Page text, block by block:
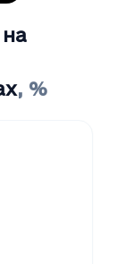
, %